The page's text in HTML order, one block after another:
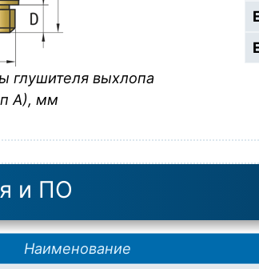
глушителя выхлопа
A), мм
и ПО
Наименование